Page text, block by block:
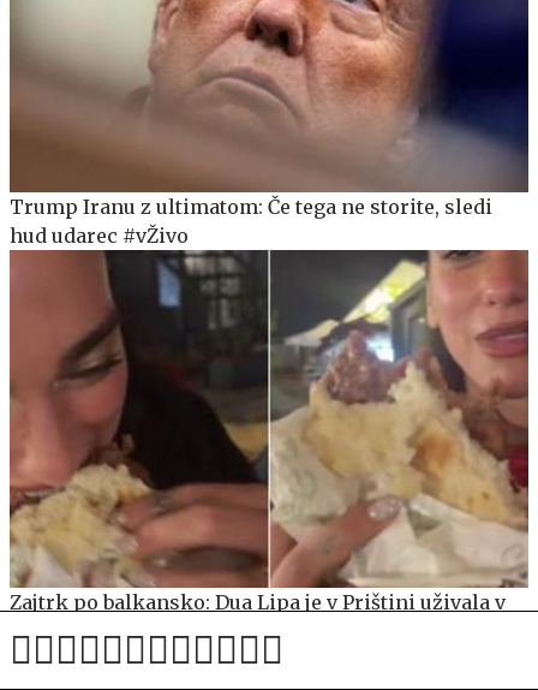
Trump Iranu z ultimatom: Če tega ne storite, sledi
hud udarec #vŽivo
Zajtrk po balkansko: Dua Lipa je v Prištini uživala v
pleskavici